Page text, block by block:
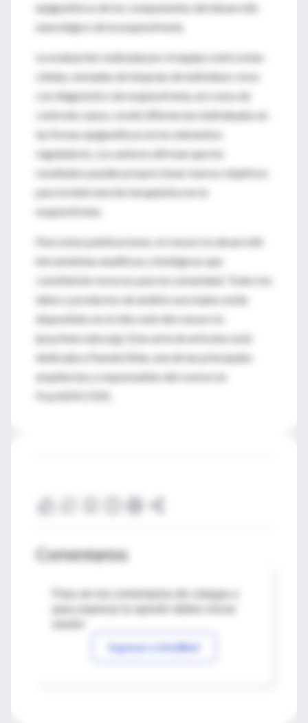
epigenéticos de los componentes del desarrollo
neurológico de la esquizofrenia.
La evaluación realizada por el equipo sobre estas
células, tomadas de biopsias de individuos vivos
con diagnóstico de esquizofrenia, así como de
controles sanos, reveló diferencias individuales en
las firmas epigenéticas en los elementos
reguladores. Los autores afirman que los
resultados pueden proporcionar nuevos objetivos
para la intervención terapéutica en la
esquizofrenia.
Para estas publicaciones, el consorcio desarrolló
herramientas analíticas y biológicas que
constituirán recursos para la comunidad. Todos los
datos y productos de análisis asociados están
disponibles en el sitio web del consorcio
(psychencode.org). Esta serie de artículos está
dedicada a Pamela Sklar, una de las principales
arquitectas y responsables del consorcio
PsychENCODE.
Comentarios
Para ver los comentarios de colegas o
Ingresar a IntraMed